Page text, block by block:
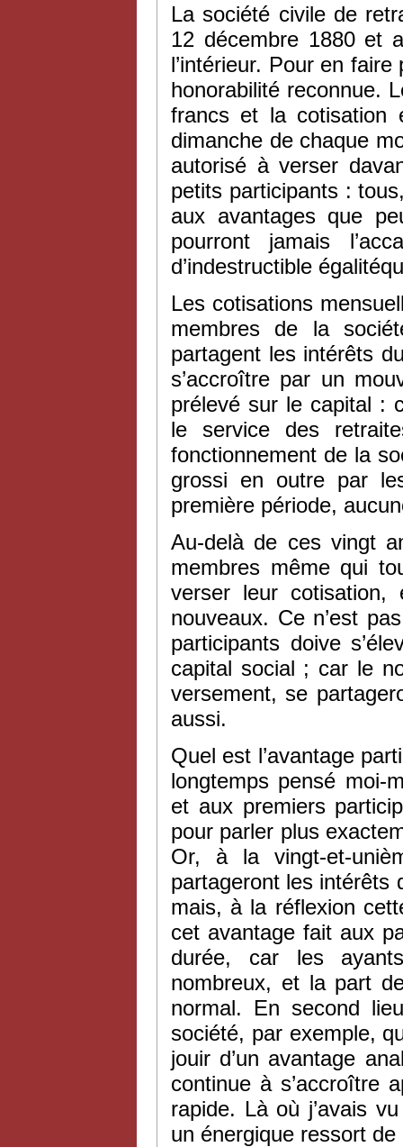
La société civile de
12 décembre 1880 et
l’intérieur. Pour en faire
honorabilité reconnue.
francs et la cotisation
dimanche de chaque
autorisé à verser
petits participants :
aux avantages que
pourront jamais
d’indestructible
Les cotisations
membres de la
partagent les intérêts
s’accroître par un
prélevé sur le capital :
le service des
fonctionnement de la
grossi en outre par
première période,
Au-delà de ces vingt
membres même qui
verser leur
nouveaux. Ce n’est
participants doive
capital social ; car le
versement, se
aussi.
Quel est l’avantage
longtemps pensé moi-
et aux premiers
pour parler plus
Or, à la vingt-et-
partageront les intérêts
mais, à la réflexion
cet avantage fait aux
durée, car les
nombreux, et la part
normal. En second
société, par exemple,
jouir d’un avantage
continue à s’accroître
rapide. Là où j’avais
un énergique ressort de